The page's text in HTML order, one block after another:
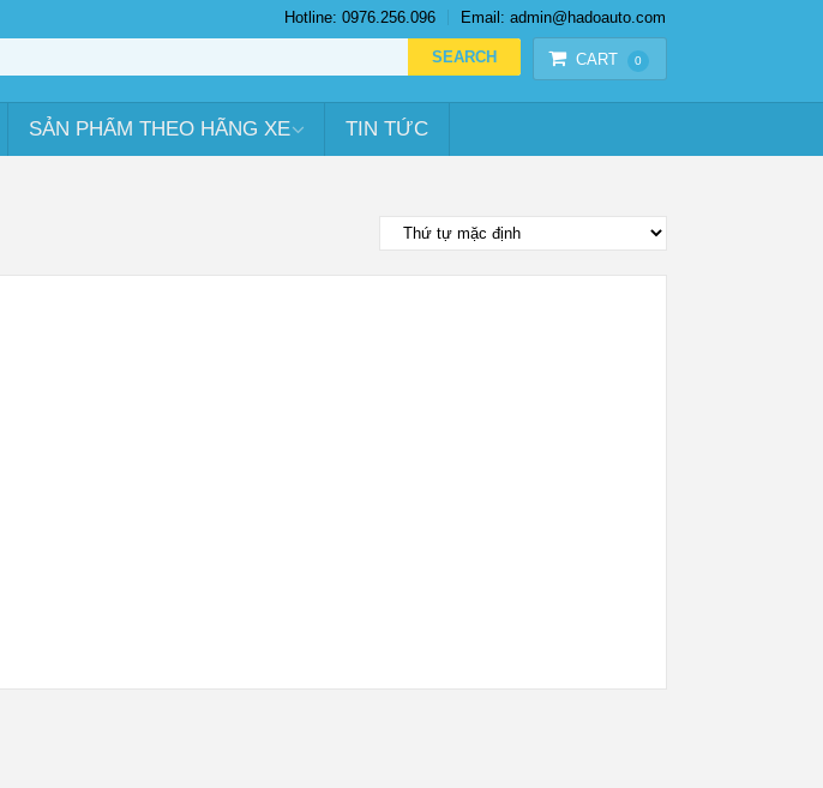
Hotline: 0976.256.096 Email: admin@hadoauto.com
CART 0
SẢN PHẨM THEO HÃNG XE TIN TỨC